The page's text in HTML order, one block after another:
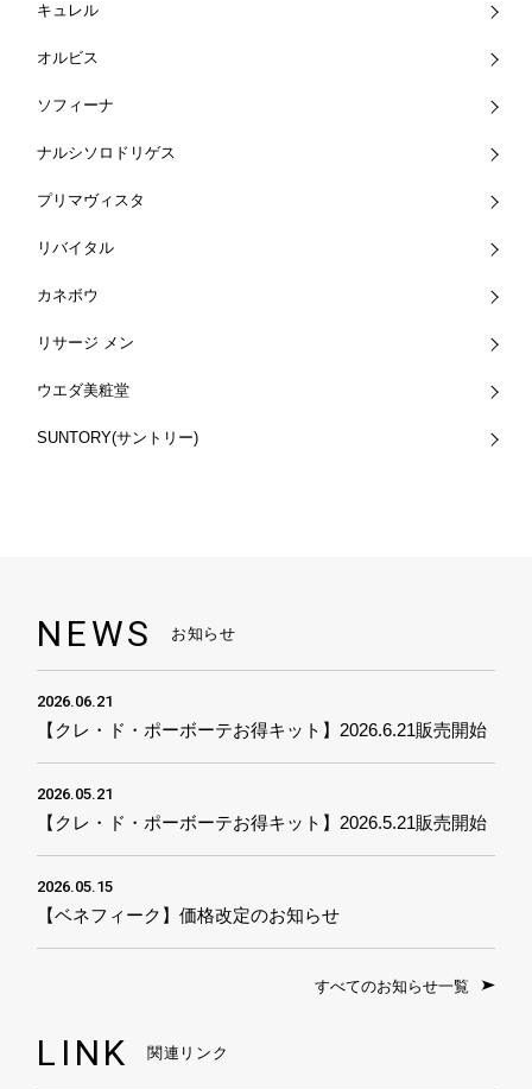
キュレル
オルビス
ソフィーナ
ナルシソロドリゲス
プリマヴィスタ
リバイタル
カネボウ
リサージ メン
ウエダ美粧堂
SUNTORY(サントリー)
NEWS お知らせ
2026.06.21
【クレ・ド・ポーボーテお得キット】2026.6.21販売開始
2026.05.21
【クレ・ド・ポーボーテお得キット】2026.5.21販売開始
2026.05.15
【ベネフィーク】価格改定のお知らせ
すべてのお知らせ一覧
LINK 関連リンク